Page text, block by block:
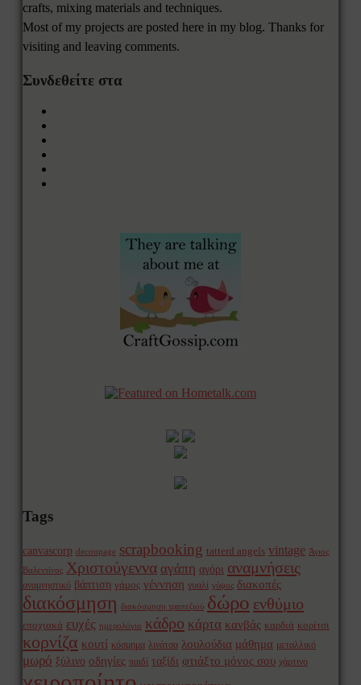
crafts, mixing materials and techniques.
Most of my projects are posted here in my blog. Thanks for
visiting and leaving comments.
Συνδεθείτε στα
Tags
canvascorp decoupage scrapbooking tatterd angels vintage Άγιος
Βαλεντίνος Χριστούγεννα αγάπη αγόρι αναμνήσεις
αναμνηστικό βάπτιση γάμος γέννηση γυαλί γύψος διακοπές
διακόσμηση διακόσμηση τραπεζιού δώρο ενθύμιο
εποχιακά ευχές ημερολόγιο κάδρο κάρτα κανβάς καρδιά κορίτσι
κορνίζα κουτί κόσμημα λινάτσα λουλούδια μάθημα μεταλλικό
μωρό ξύλινο οδηγίες παιδί ταξίδι φτιάξτο μόνος σου χάρτινο